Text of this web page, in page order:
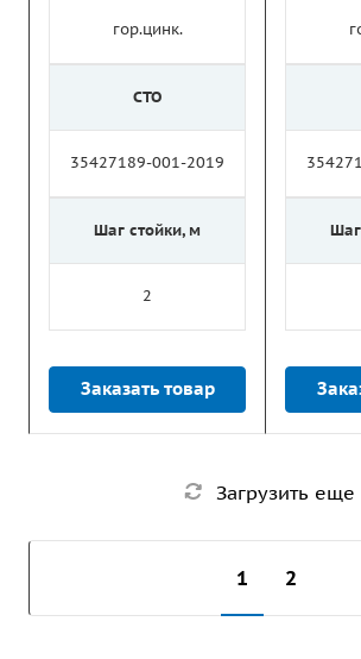
гор.цинк.
СТО
35427189-001-2019
Шаг стойки, м
2
Заказать товар
Загрузить еще
1 2